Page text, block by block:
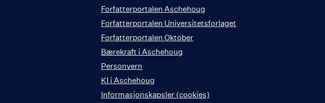
Forfatterportalen Aschehoug
Forfatterportalen Universitetsforlaget
Forfatterportalen Oktober
Bærekraft i Aschehoug
Personvern
KI i Aschehoug
Informasjonskapsler (cookies)